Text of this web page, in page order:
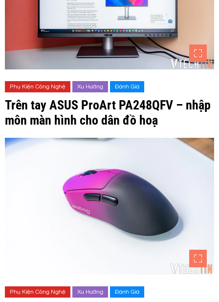
Phụ Kiện Công Nghệ Xu Hướng Đánh Giá
Trên tay ASUS ProArt PA248QFV – nhập
môn màn hình cho dân đồ hoạ
Phụ Kiện Công Nghệ Xu Hướng Đánh Giá